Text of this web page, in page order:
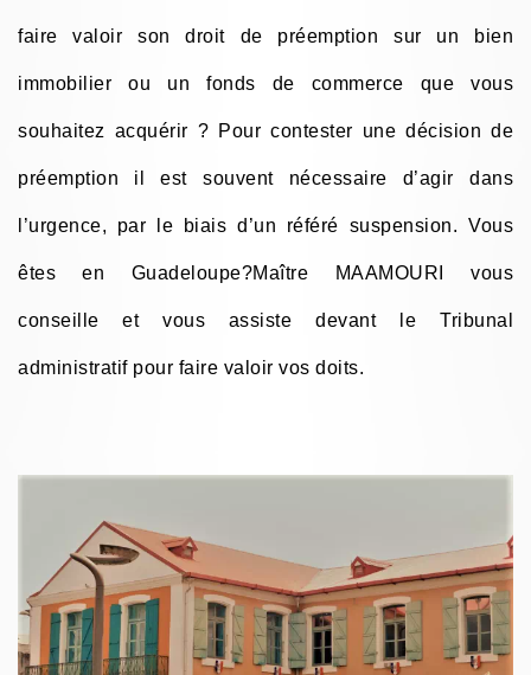
faire valoir son droit de préemption sur un bien
immobilier ou un fonds de commerce que vous
souhaitez acquérir ? Pour contester une décision de
préemption il est souvent nécessaire d’agir dans
l’urgence, par le biais d’un référé suspension. Vous
êtes en Guadeloupe?Maître MAAMOURI vous
conseille et vous assiste devant le Tribunal
administratif pour faire valoir vos doits.